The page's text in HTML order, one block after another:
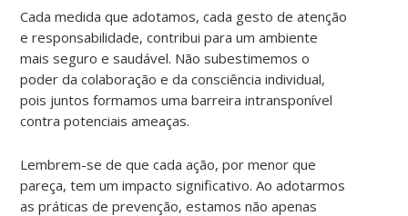
Cada medida que adotamos, cada gesto de atenção
e responsabilidade, contribui para um ambiente
mais seguro e saudável. Não subestimemos o
poder da colaboração e da consciência individual,
pois juntos formamos uma barreira intransponível
contra potenciais ameaças.
Lembrem-se de que cada ação, por menor que
pareça, tem um impacto significativo. Ao adotarmos
as práticas de prevenção, estamos não apenas